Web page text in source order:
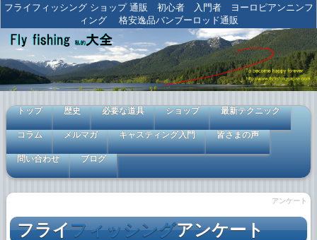
フライフィッシング ショップ 通販 初心者 入門者 ヨーロピアンニンフ
ィング 格安逸品バンブーロッド通販
トップ 歴史 必要な道具 ショップ 最新テクニック
コラム メルマガ キャスティング入門 皆さまの声
問い合わせ ブログ
アンケート
フライフィッシングアンケート